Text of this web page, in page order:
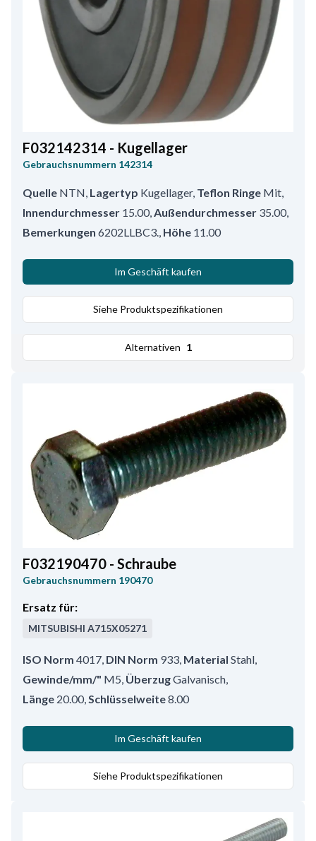
F032142314 - Kugellager
Gebrauchsnummern 142314
Quelle NTN, Lagertyp Kugellager, Teflon Ringe Mit,
Innendurchmesser 15.00,Außendurchmesser 35.00,
Bemerkungen 6202LLBC3., Höhe 11.00
Im Geschäft kaufen
Siehe Produktspezifikationen
Alternativen 1
F032190470 - Schraube
Gebrauchsnummern 190470
Ersatz für:
MITSUBISHI A715X05271
ISO Norm 4017, DIN Norm 933, Material Stahl,
Gewinde/mm/" M5, ÜberzugGalvanisch,
Länge 20.00,Schlüsselweite8.00
Im Geschäft kaufen
Siehe Produktspezifikationen